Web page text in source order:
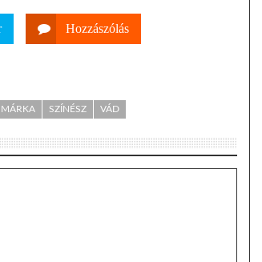
Hozzászólás
MÁRKA SZÍNÉSZ VÁD